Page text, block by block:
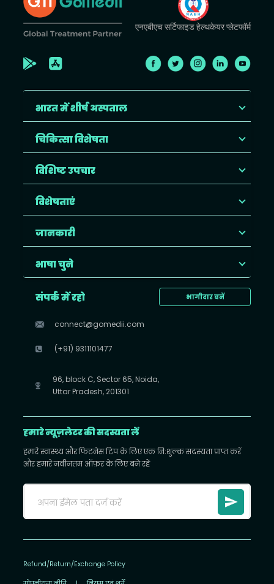
एनएबीएच सर्टिफाइड हेल्थकेयर प्लेटफॉर्म
भारत में शीर्ष अस्पताल
चिकित्सा विशेषता
विशिष्ट उपचार
विशेषताएं
जानकारी
भाषा चुने
भागीदार बनें
संपर्क में रहो
connect@gomedii.com
(+91) 9311101477
96, block C, Sector 65, Noida,
Uttar Pradesh, 201301
हमारे न्यूज़लेटर की सदस्यता लें
हमारे स्वास्थ्य और फिटनेस टिप के लिए एक निःशुल्क सदस्यता प्राप्त करें
और हमारे नवीनतम ऑफ़र के लिए बने रहें
Refund/Return/Exchange Policy